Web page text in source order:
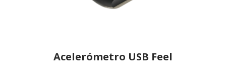
Acelerómetro USB Feel